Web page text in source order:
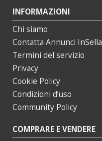
INFORMAZIONI
Chi siamo
Contatta Annunci InSella
Termini del servizio
Privacy
Cookie Policy
Condizioni d’uso
Community Policy
COMPRARE E VENDERE